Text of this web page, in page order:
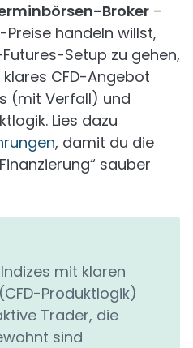
Broker –
handeln willst,
Setup zu gehen,
CFD-Angebot
(mit Verfall) und
Lies dazu
, damit du die
sauber
mit klaren
Produktlogik)
Trader, die
sind